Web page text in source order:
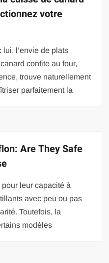
votre
lui, l’envie de plats
confite au four,
trouve naturellement
parfaitement la
Are They Safe
leur capacité à
avec peu ou pas
Toutefois, la
modèles